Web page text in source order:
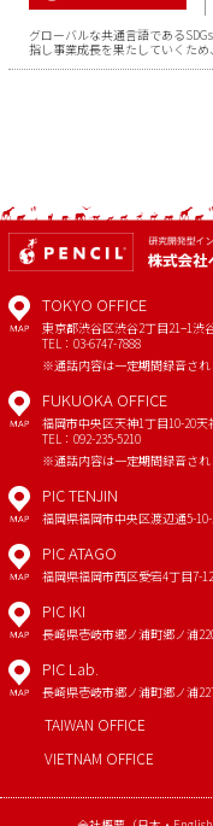
グローバルな共通言語である
指し事業成長を果たしていくため
MAP
TOKYO OFFICE
東京都渋谷区渋谷2丁目21−1渋
TEL：03-6747-7888
※通話内容は一定期間録音され
MAP
FUKUOKA OFFICE
福岡市中央区天神1丁目10-20天
TEL：092-235-5210
※通話内容は一定期間録音され
MAP
PIC TENJIN
福岡県福岡市中央区渡辺通5-
MAP
PIC ATAGO
福岡県福岡市西区愛宕4丁目7-12
MAP
PIC IKI
長崎県壱岐市郷ノ浦町郷ノ浦
MAP
PIC Lab.
長崎県壱岐市郷ノ浦町郷ノ浦
TAIWAN OFFICE
VIETNAM OFFICE